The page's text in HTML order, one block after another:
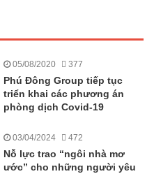
05/08/2020 377
Phú Đông Group tiếp tục
triển khai các phương án
phòng dịch Covid-19
03/04/2024 472
Nỗ lực trao “ngôi nhà mơ
ước” cho những người yêu